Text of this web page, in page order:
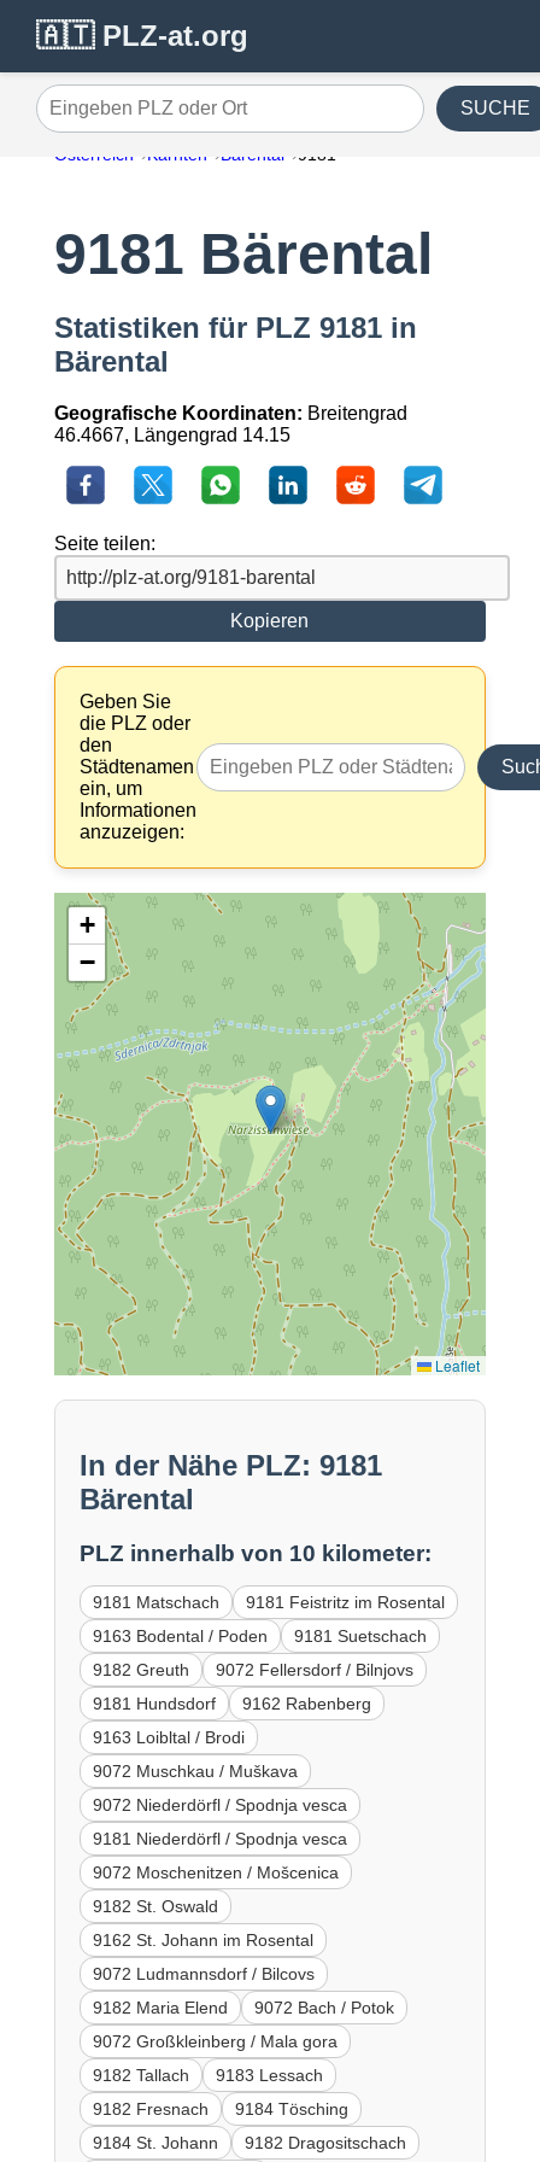
🇦🇹 PLZ-at.org
Eingeben PLZ oder Ort SUCHE
Österreich Kärnten Bärental 9181
9181 Bärental
Statistiken für PLZ 9181 in
Bärental
Geografische Koordinaten: Breitengrad
46.4667, Längengrad 14.15
Seite teilen:
Kopieren
Geben Sie
die PLZ oder
den
Städtenamen
ein, um
Informationen
anzuzeigen:
+
−
Leaflet
In der Nähe PLZ: 9181
Bärental
PLZ innerhalb von 10 kilometer:
9181 Matschach
9181 Feistritz im Rosental
9163 Bodental / Poden
9181 Suetschach
9182 Greuth
9072 Fellersdorf / Bilnjovs
9181 Hundsdorf
9162 Rabenberg
9163 Loibltal / Brodi
9072 Muschkau / Muškava
9072 Niederdörfl / Spodnja vesca
9181 Niederdörfl / Spodnja vesca
9072 Moschenitzen / Mošcenica
9182 St. Oswald
9162 St. Johann im Rosental
9072 Ludmannsdorf / Bilcovs
9182 Maria Elend
9072 Bach / Potok
9072 Großkleinberg / Mala gora
9182 Tallach
9183 Lessach
9182 Fresnach
9184 Tösching
9184 St. Johann
9182 Dragositschach